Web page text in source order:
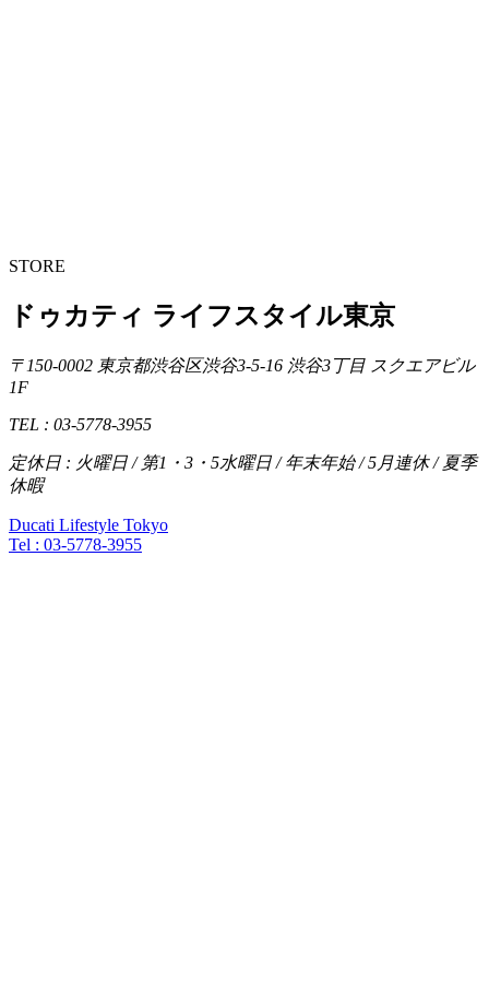
STORE
ドゥカティ ライフスタイル東京
〒150-0002 東京都渋谷区渋谷3-5-16 渋谷3丁目 スクエアビル
1F
TEL : 03-5778-3955
定休日 : 火曜日 / 第1・3・5水曜日 / 年末年始 / 5月連休 / 夏季
休暇
Ducati Lifestyle Tokyo
Tel : 03-5778-3955